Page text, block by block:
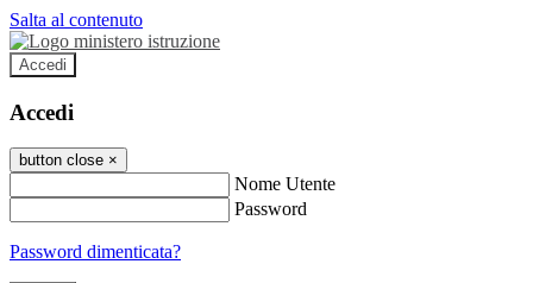
Salta al contenuto
Accedi
Accedi
button close ×
Nome Utente
Password
Password dimenticata?